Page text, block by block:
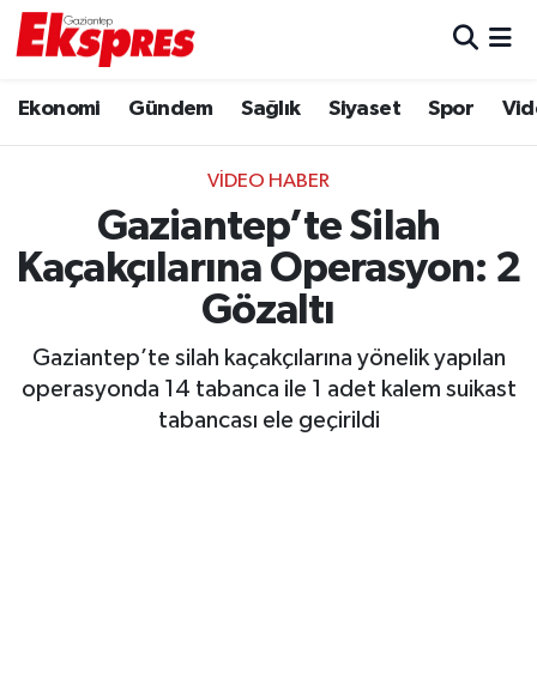
Ekonomi Gündem Sağlık Siyaset Spor
VIDEO HABER
Gaziantep’te Silah
Kaçakçılarına Operasyon: 2
Gözaltı
Gaziantep’te silah kaçakçılarına yönelik yapılan
operasyonda 14 tabanca ile 1 adet kalem suikast
tabancası ele geçirildi
Ekonomi
Gaziantep son dakika
Genel
Haberler
Trafik Durumu
Puan Durumu ve Fikstür
Tüm Manşetler
Haber Arşivi